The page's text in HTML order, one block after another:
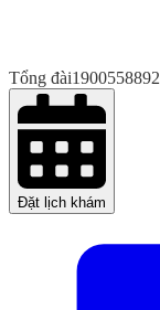
Tổng đài1900558892
Đặt lịch khám